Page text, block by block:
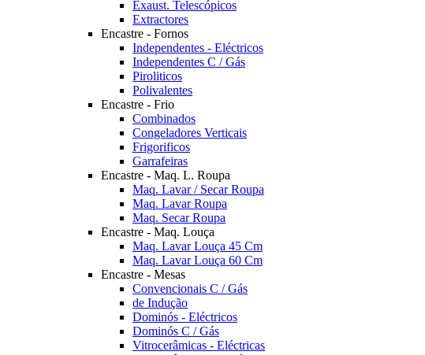
Exaust. Telescópicos
Extractores
Encastre - Fornos
Independentes - Eléctricos
Independentes C / Gás
Piroliticos
Polivalentes
Encastre - Frio
Combinados
Congeladores Verticais
Frigorificos
Garrafeiras
Encastre - Maq. L. Roupa
Maq. Lavar / Secar Roupa
Maq. Lavar Roupa
Maq. Secar Roupa
Encastre - Maq. Louça
Maq. Lavar Louça 45 Cm
Maq. Lavar Louça 60 Cm
Encastre - Mesas
Convencionais C / Gás
de Indução
Dominós - Eléctricos
Dominós C / Gás
Vitrocerâmicas - Eléctricas